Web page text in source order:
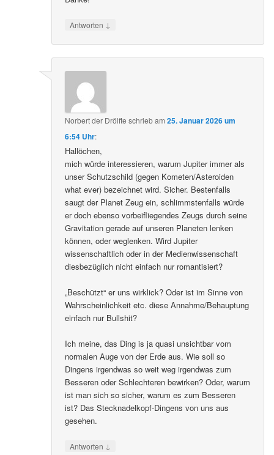
Antworten ↓
Norbert der Drölfte schriebam25. Januar 2026 um
6:54 Uhr:
Hallöchen,
mich würde interessieren, warum Jupiter immer als
unser Schutzschild (gegen Kometen/Asteroiden
what ever) bezeichnet wird. Sicher. Bestenfalls
saugt der Planet Zeug ein, schlimmstenfalls würde
er doch ebenso vorbeifliegendes Zeugs durch seine
Gravitation gerade auf unseren Planeten lenken
können, oder weglenken. Wird Jupiter
wissenschaftlich oder in der Medienwissenschaft
diesbezüglich nicht einfach nur romantisiert?
„Beschützt“ er uns wirklick? Oder ist im Sinne von
Wahrscheinlichkeit etc. diese Annahme/Behauptung
einfach nur Bullshit?
Ich meine, das Ding is ja quasi unsichtbar vom
normalen Auge von der Erde aus. Wie soll so
Dingens irgendwas so weit weg irgendwas zum
Besseren oder Schlechteren bewirken? Oder, warum
ist man sich so sicher, warum es zum Besseren
ist? Das Stecknadelkopf-Dingens von uns aus
gesehen.
Antworten ↓